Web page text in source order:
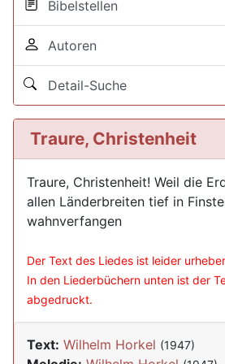
Bibelstellen
Autoren
Detail-Suche
Traure, Christenheit
Traure, Christenheit! Weil die
allen Länderbreiten tief in
wahnverfangen
Der Text des Liedes ist leider
In den Liederbüchern unten ist der
abgedruckt.
Text: Wilhelm Horkel (1947)